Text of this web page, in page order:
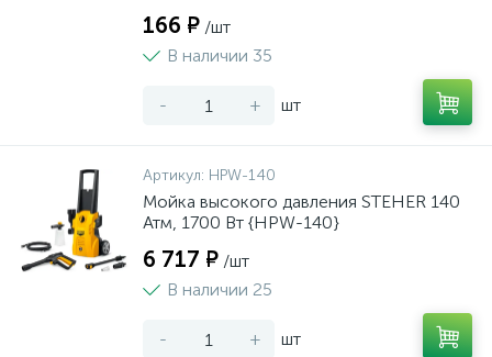
166 ₽ /шт
В наличии 35
- + шт
Артикул: HPW-140
Мойка высокого давления STEHER 140
Атм, 1700 Вт {HPW-140}
6 717 ₽ /шт
В наличии 25
- + шт